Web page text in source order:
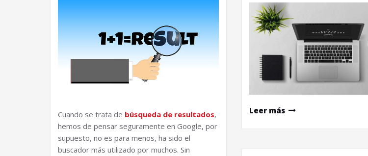
Cuando se trata de búsqueda de resultados,
hemos de pensar seguramente en Google, por
supuesto, no es para menos, ha sido el
buscador más utilizado por muchos. Sin
Leer más